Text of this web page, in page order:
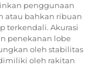
penggunaan
atau bahkan ribuan
terkendali. Akurasi
penekanan lobe
oleh stabilitas
oleh rakitan